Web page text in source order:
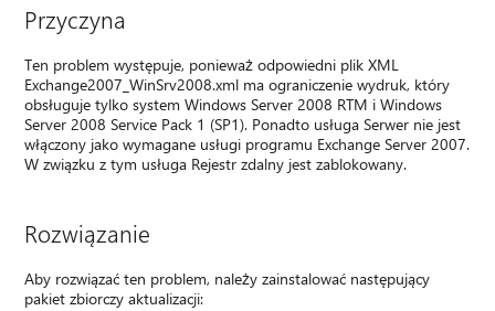
Przyczyna
Ten problem występuje, ponieważ odpowiedni plik XML
Exchange2007_WinSrv2008.xml ma ograniczenie wydruk, który
obsługuje tylko system Windows Server 2008 RTM i Windows
Server 2008 Service Pack 1 (SP1). Ponadto usługa Serwer nie jest
włączony jako wymagane usługi programu Exchange Server 2007.
W związku z tym usługa Rejestr zdalny jest zablokowany.
Rozwiązanie
Aby rozwiązać ten problem, należy zainstalować następujący
pakiet zbiorczy aktualizacji: